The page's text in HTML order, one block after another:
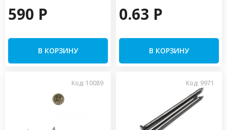
590 P
В КОРЗИНУ
0.63 P
В КОРЗИНУ
Код: 10089 Код: 9971